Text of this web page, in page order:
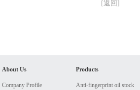
[返回]
About Us
Company Profile
Products
Anti-fingerprint oil stock